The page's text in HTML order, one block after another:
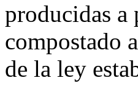
producidas a
compostado
de la ley